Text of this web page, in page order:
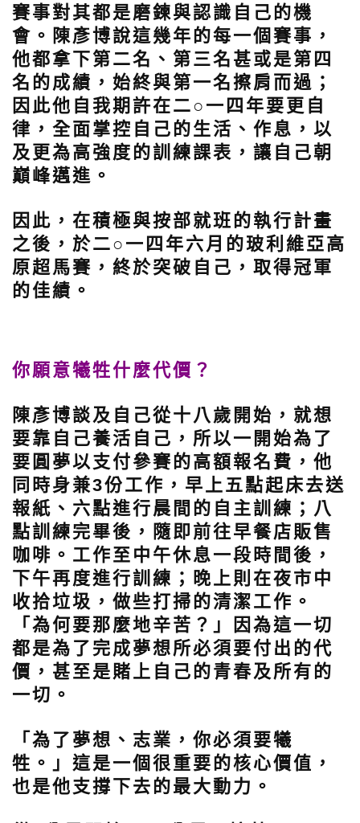
賽事對其都是磨鍊與認識自己的機
會。陳彥博說這幾年的每一個賽事，
他都拿下第二名、第三名甚或是第四
名的成績，始終與第一名擦肩而過；
因此他自我期許在二○一四年要更自
律，全面掌控自己的生活、作息，以
及更為高強度的訓練課表，讓自己朝
巔峰邁進。
因此，在積極與按部就班的執行計畫
之後，於二○一四年六月的玻利維亞高
原超馬賽，終於突破自己，取得冠軍
的佳績。
你願意犧牲什麼代價？
陳彥博談及自己從十八歲開始，就想
要靠自己養活自己，所以一開始為了
要圓夢以支付參賽的高額報名費，他
同時身兼3份工作，早上五點起床去送
報紙、六點進行晨間的自主訓練；八
點訓練完畢後，隨即前往早餐店販售
咖啡。工作至中午休息一段時間後，
下午再度進行訓練；晚上則在夜市中
收拾垃圾，做些打掃的清潔工作。
「為何要那麼地辛苦？」因為這一切
都是為了完成夢想所必須要付出的代
價，甚至是賭上自己的青春及所有的
一切。
「為了夢想、志業，你必須要犧
牲。」這是一個很重要的核心價值，
也是他支撐下去的最大動力。